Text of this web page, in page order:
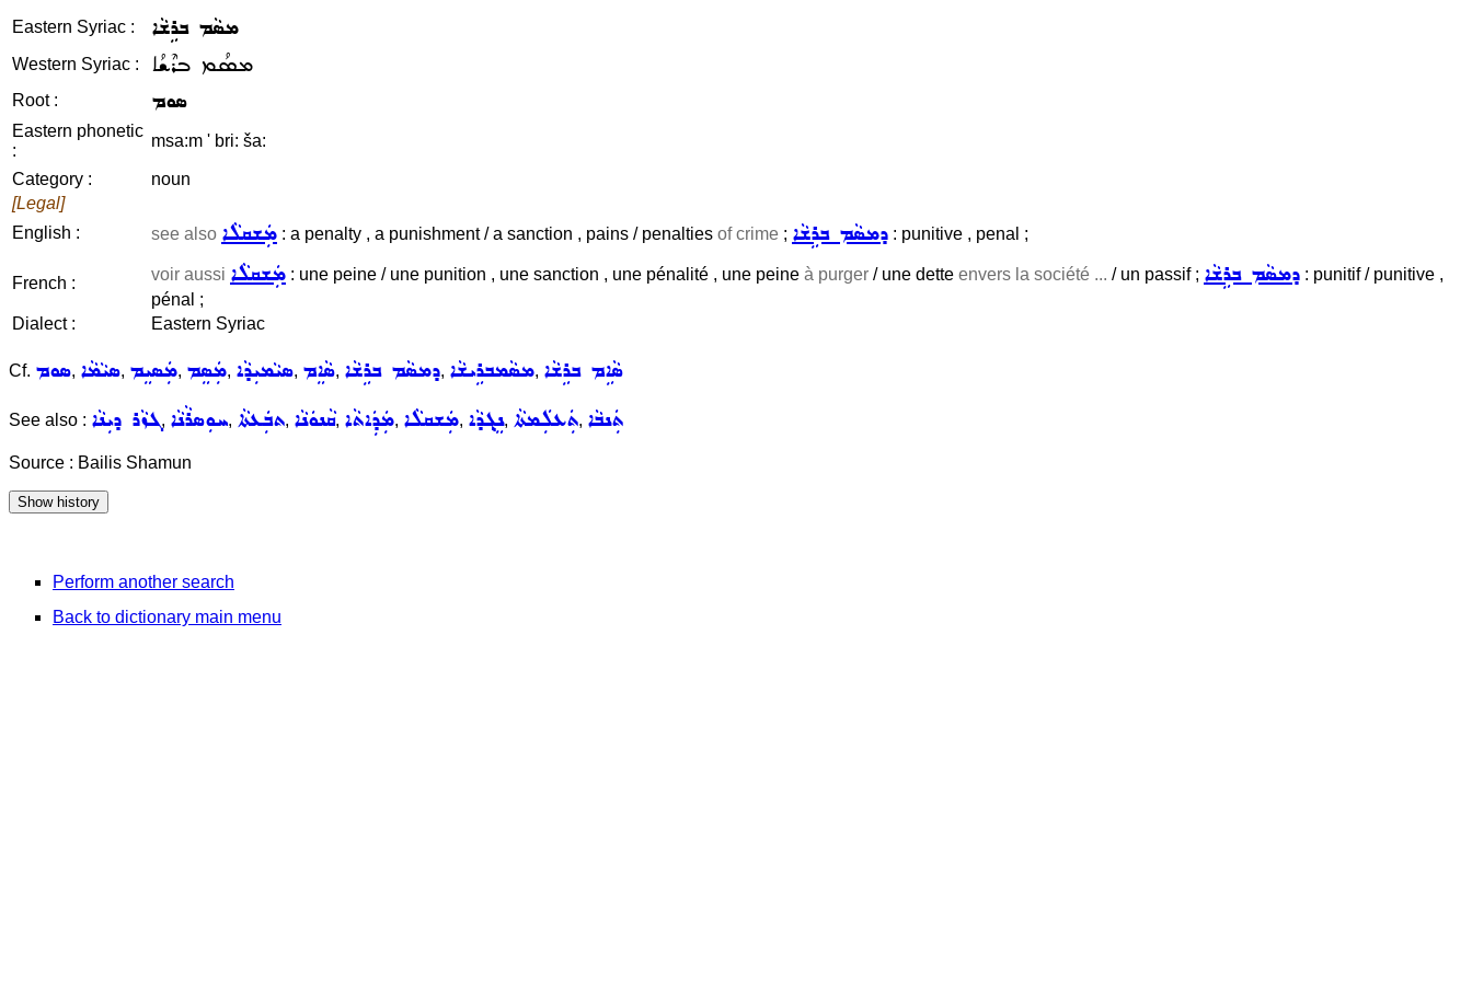
Eastern Syriac : ܡܣܵܡ ܒܪܹܫܵܐ
Western Syriac : ܡܣܳܡ ܒܪܶܫܳܐ
Root : ܣܘܡ
Eastern phonetic
:
msa:m ' bri: ša:
Category :
noun
[Legal]
English :
see also ܡܲܫܩܠܵܐ : a penalty , a punishment / a sanction , pains / penalties of crime ; ܕܡܣܵܡ ܒܪܹܫܵܐ : punitive , penal ;
French : voir aussi ܡܲܫܩܠܵܐ : une peine / une punition , une sanction , une pénalité , une peine à purger / une dette envers la société ... / un passif ; ܕܡܣܵܡ ܒܪܹܫܵܐ : punitif / punitive ,
pénal ;
Dialect :
Eastern Syriac
Cf. ܣܘܡ, ܣܝܵܡܵܐ, ܡܲܣܝܸܡ, ܡܲܣܸܡ, ܣܝܵܡܝܼܕܵܐ, ܣܵܐܸܡ, ܕܡܣܵܡ ܒܪܹܫܵܐ, ܡܣܵܡܒܪܹܝܫܵܐ, ܣܵܐܹܡ ܒܪܹܫܵܐ
See also : ܓܙܵܪ ܕܝܼܢܵܐ, ܚܘܼܣܪܵܢܵܐ, ܬܒܲܥܬܵܐ, ܩܵܢܘܿܢܵܐ, ܡܲܕܲܐܬܵܐ, ܡܲܫܩܠܵܐ, ܢܸܓ݂ܕܵܐ, ܬܲܥܠܲܡܬܵܐ, ܬܲܢܒܵܐ
Source : Bailis Shamun
Perform another search
Back to dictionary main menu